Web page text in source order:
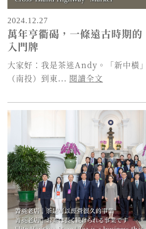
2024.12.27
萬年亨衢碣，一條遠古時期的
入門牌
大家好：我是茶迷Andy。「新中橫
（南投）到東... 閱讀全文